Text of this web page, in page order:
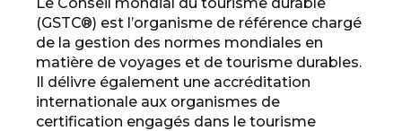
(GSTC®) est l’organisme de référence chargé
de la gestion des normes mondiales en
matière de voyages et de tourisme durables.
Il délivre également une accréditation
internationale aux organismes de
certification engagés dans le tourisme